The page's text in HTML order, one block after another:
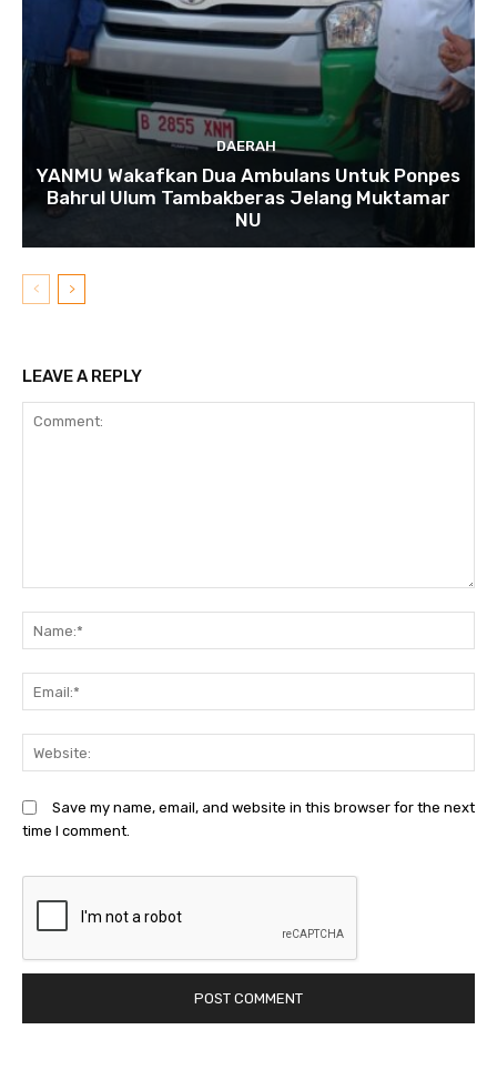
DAERAH
YANMU Wakafkan Dua Ambulans Untuk Ponpes
Bahrul Ulum Tambakberas Jelang Muktamar
NU
LEAVE A REPLY
Save my name, email, and website in this browser for the next
time I comment.